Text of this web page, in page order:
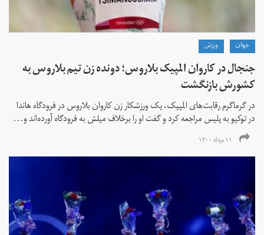
جهان ورزش
جنجال در کاروان المپیک بلاروس؛ دونده زن تیم بلاروس به
کشورش بازنگشت
در گرماگرم رقابت‌های المپیک، یک ورزشکار زن کاروان بلاروس در فرودگاه هاندا
در توکیو به پلیس مراجعه کرد و گفت او را برخلاف میلش به فرودگاه آورده‌اند و...
۱۱ مرداد ۱۴۰۰